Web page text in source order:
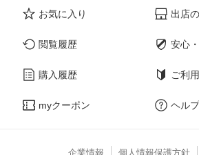
お気に入り
閲覧履歴
購入履歴
myクーポン
出店
安心
ご利
ヘル
企業情報 個人情報保護方針